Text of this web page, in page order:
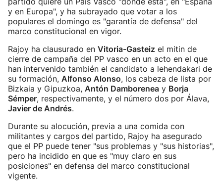
y en Europa", y ha subrayado que votar a los
populares el domingo es "garantía de defensa" del
marco constitucional en vigor.
Rajoy ha clausurado en Vitoria-Gasteiz el mitin de
cierre de campaña del PP vasco en un acto en el que
han intervenido también el candidato a lehendakari de
su formación, Alfonso Alonso, los cabeza de lista por
Bizkaia y Gipuzkoa, Antón Damborenea y Borja
Sémper, respectivamente, y el número dos por Álava,
Javier de Andrés.
Durante su alocución, previa a una comida con
militantes y cargos del partido, Rajoy ha asegurado
que el PP puede tener "sus problemas y "sus historias",
pero ha incidido en que es "muy claro en sus
posiciones" en defensa del marco constitucional
vigente.